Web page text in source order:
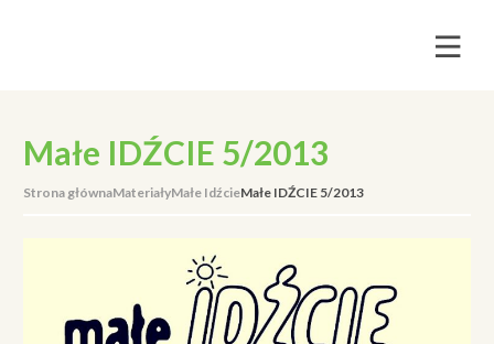
Małe IDŹCIE 5/2013
Strona głównaMateriałyMałe IdźcieMałe IDŹCIE 5/2013